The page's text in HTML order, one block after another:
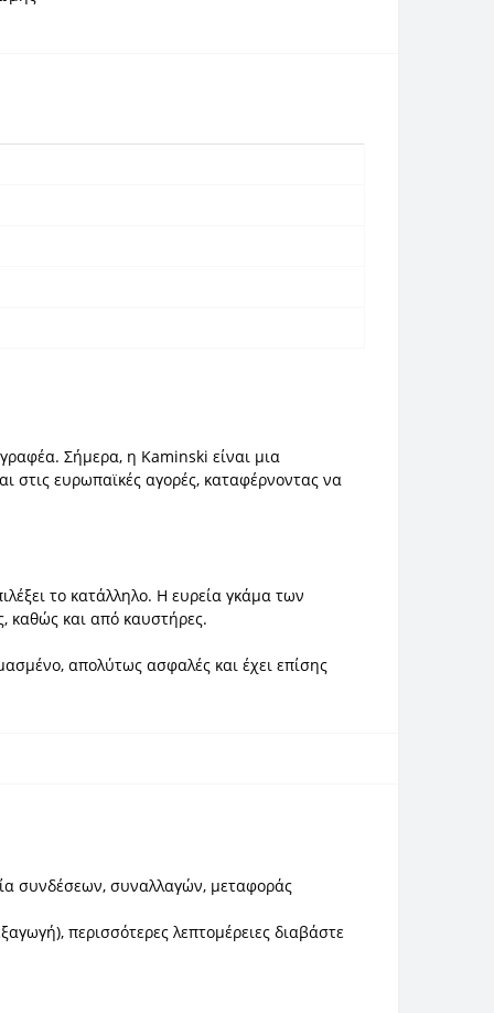
Σήμερα, η Kaminski είναι μια
στις ευρωπαϊκές αγορές, καταφέρνοντας να
το κατάλληλο. Η ευρεία γκάμα των
καθώς και από καυστήρες.
απολύτως ασφαλές και έχει επίσης
συνδέσεων, συναλλαγών, μεταφοράς
περισσότερες λεπτομέρειες διαβάστε